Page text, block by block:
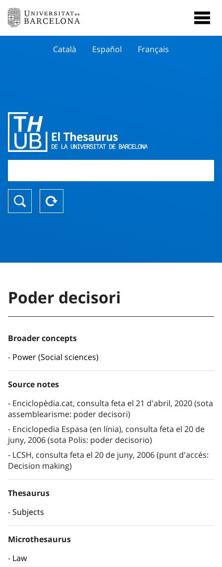
Català Español Français
Poder decisori
Broader concepts
Power (Social sciences)
Source notes
Enciclopèdia.cat, consulta feta el 21 d'abril, 2020 (sota
assemblearisme: poder decisori)
Enciclopedia Espasa (en línia), consulta feta el 20 de
juny, 2006 (sota Polis: poder decisorio)
LCSH, consulta feta el 20 de juny, 2006 (punt d'accés:
Decision making)
Thesaurus
Subjects
Microthesaurus
Law